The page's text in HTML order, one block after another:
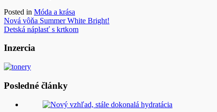
Posted in Móda a krása
Navigácia
v
článku
Nová vôňa Summer White Bright!
Detská náplasť s krtkom
Inzercia
Posledné články